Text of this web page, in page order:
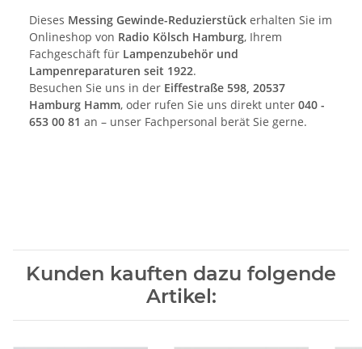
Dieses Messing Gewinde-Reduzierstück erhalten Sie im
Onlineshop von Radio Kölsch Hamburg, Ihrem
Fachgeschäft für Lampenzubehör und
Lampenreparaturen seit 1922.
Besuchen Sie uns in der Eiffestraße 598, 20537
Hamburg Hamm, oder rufen Sie uns direkt unter 040 -
653 00 81 an – unser Fachpersonal berät Sie gerne.
Kunden kauften dazu folgende
Artikel: